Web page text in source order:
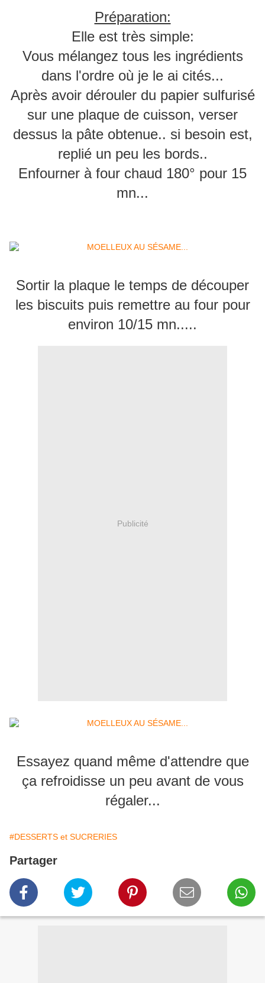
Préparation:
Elle est très simple:
Vous mélangez tous les ingrédients
dans l'ordre où je le ai cités...
​​​​​​​Après avoir dérouler du papier sulfurisé
sur une plaque de cuisson, verser
dessus la pâte obtenue.. si besoin est,
replié un peu les bords..
​​​​​​​Enfourner à four chaud 180° pour 15
mn...
Sortir la plaque le temps de découper
les biscuits puis remettre au four pour
environ 10/15 mn.....
Publicité
Essayez quand même d'attendre que
ça refroidisse un peu avant de vous
régaler...
#DESSERTS et SUCRERIES
Partager